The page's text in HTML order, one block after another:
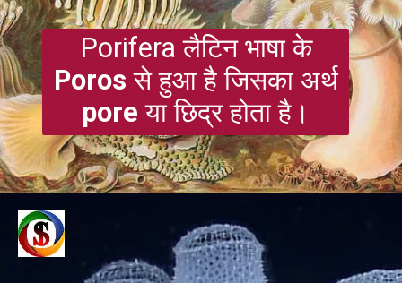
Porifera लैटिन भाषा के
Porosसे हुआ है जिसका अर्थ
poreया छिद्र होता है।